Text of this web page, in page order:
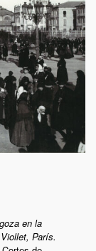
en la
París.